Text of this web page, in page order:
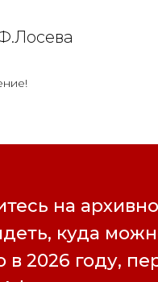
на
куда
в 2026 году,